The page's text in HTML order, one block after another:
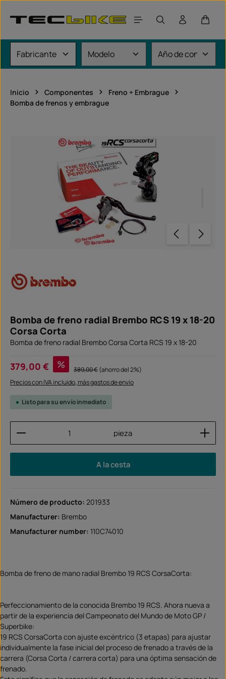
El
Inicio Componentes
Freno + Embrague
Bomba de frenos y embrague
Omitir galería de imágenes
Bomba de freno radial Brembo RCS 19 x 18-20
Corsa Corta
Bomba de freno radial Brembo Corsa Corta RCS 19 x 18-20
Precio de venta:
379,00 € % Precio normal:
389,00 €(ahorro del 2%)
Precios con IVA incluido, más gastos de envío
Listo para su envío inmediato
Cantidad del producto: introduce la cantidad
pieza
A la cesta
Número de producto: 201933
Manufacturer: Brembo
Manufacturer number: 110C74010
Bomba de freno de mano radial Brembo 19 RCS CorsaCorta:
Perfeccionamiento de la conocida Brembo 19 RCS. Ahora nueva a
partir de la experiencia del Campeonato del Mundo de Moto GP /
Superbike:
19 RCS CorsaCorta con ajuste excéntrico (3 etapas) para ajustar
individualmente la fase inicial del proceso de frenado a través de la
carrera (Corsa Corta / carrera corta) para una óptima sensación de
frenado.